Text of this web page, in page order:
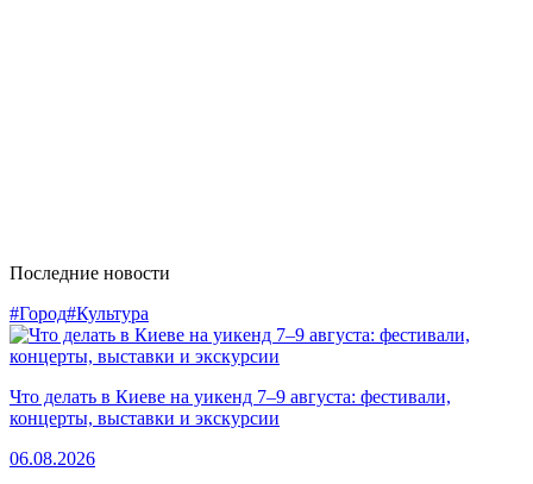
Последние новости
#Город#Культура
Что делать в Киеве на уикенд 7–9 августа: фестивали,
концерты, выставки и экскурсии
06.08.2026